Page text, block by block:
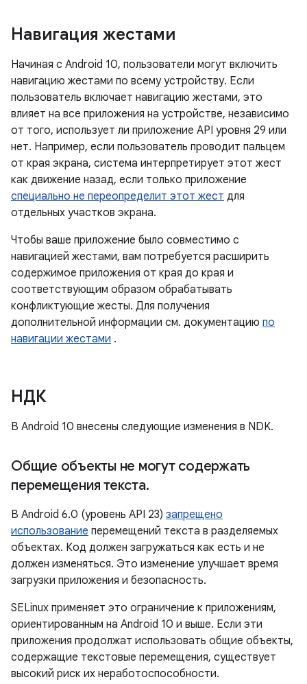
Навигация жестами
Начиная с Android 10, пользователи могут включить
навигацию жестами по всему устройству. Если
пользователь включает навигацию жестами, это
влияет на все приложения на устройстве, независимо
от того, использует ли приложение API уровня 29 или
нет. Например, если пользователь проводит пальцем
от края экрана, система интерпретирует этот жест
как движение назад, если только приложение
специально не переопределит этот жест для
отдельных участков экрана.
Чтобы ваше приложение было совместимо с
навигацией жестами, вам потребуется расширить
содержимое приложения от края до края и
соответствующим образом обрабатывать
конфликтующие жесты. Для получения
дополнительной информации см. документацию по
навигации жестами .
НДК
В Android 10 внесены следующие изменения в NDK.
Общие объекты не могут содержать
перемещения текста.
В Android 6.0 (уровень API 23) запрещено
использование перемещений текста в разделяемых
объектах. Код должен загружаться как есть и не
должен изменяться. Это изменение улучшает время
загрузки приложения и безопасность.
SELinux применяет это ограничение к приложениям,
ориентированным на Android 10 и выше. Если эти
приложения продолжат использовать общие объекты,
содержащие текстовые перемещения, существует
высокий риск их неработоспособности.